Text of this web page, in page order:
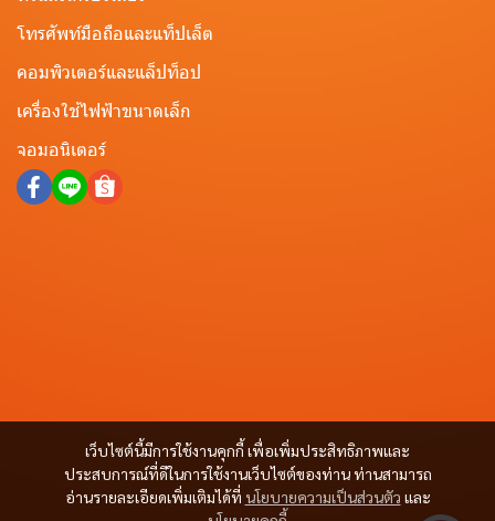
เว็บไซต์นี้มีการใช้งานคุกกี้ เพื่อเพิ่มประสิทธิภาพและ
ประสบการณ์ที่ดีในการใช้งานเว็บไซต์ของท่าน ท่านสามารถ
อ่านรายละเอียดเพิ่มเติมได้ที่ นโยบายความเป็นส่วนตัว และ
โทรศัพท์มือถือและแท็ปเล็ต
คอมพิวเตอร์และแล็ปท็อป
เครื่องใช้ไฟฟ้าขนาดเล็ก
จอมอนิเตอร์